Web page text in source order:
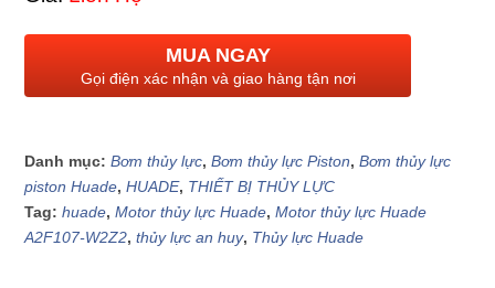
MUA NGAY
Gọi điện xác nhận và giao hàng tận nơi
Danh mục:Bơm thủy lực,Bơm thủy lực Piston,Bơm thủy lực
piston Huade,HUADE, THIẾT BỊ THỦY LỰC
Tag:huade,Motor thủy lực Huade,Motor thủy lực Huade
A2F107-W2Z2,thủy lực an huy, Thủy lực Huade